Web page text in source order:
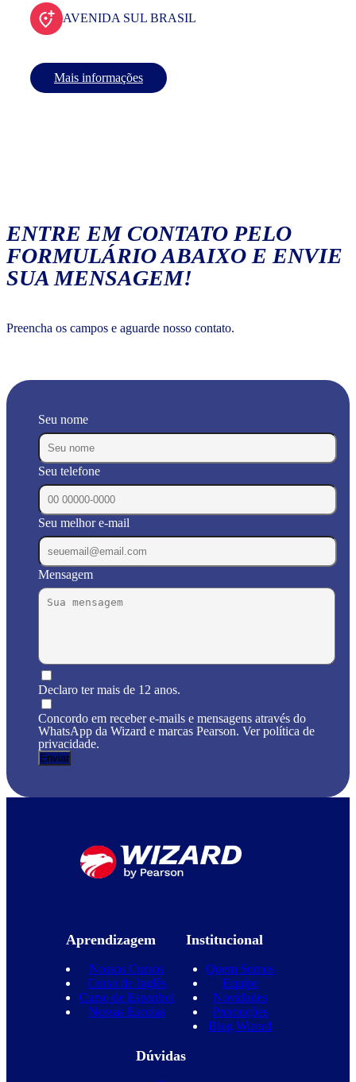
AVENIDA SUL BRASIL
Mais informações
ENTRE EM CONTATO PELO
FORMULÁRIO ABAIXO E ENVIE
SUA MENSAGEM!
Preencha os campos e aguarde nosso contato.
Seu nome
Seu telefone
Seu melhor e-mail
Mensagem
Declaro ter mais de 12 anos.
Concordo em receber e-mails e mensagens através do
WhatsApp da Wizard e marcas Pearson. Ver política de
privacidade.
Aprendizagem
Nossos Cursos
Curso de Inglês
Curso de Espanhol
Nossas Escolas
Institucional
Quem Somos
Equipe
Novidades
Promoções
Blog Wizard
Dúvidas